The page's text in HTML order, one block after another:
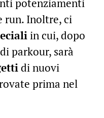
potenziamenti
run. Inoltre, ci
in cui, dopo
parkour, sarà
di nuovi
prima nel